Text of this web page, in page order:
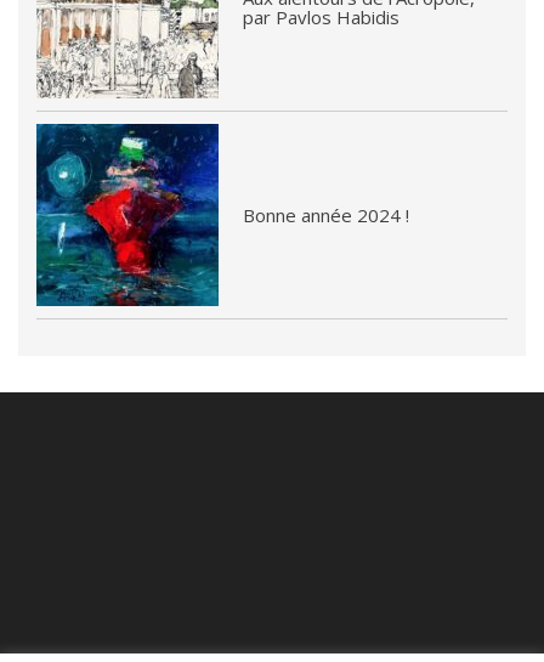
par Pavlos Habidis
Bonne année 2024 !